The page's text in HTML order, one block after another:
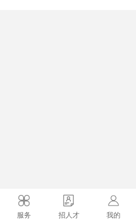
服务 招人才 我的